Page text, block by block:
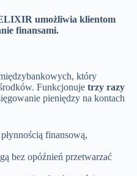
umożliwia klientom
finansami.
który
Funkcjonuje trzy razy
pieniędzy na kontach
finansową,
bez opóźnień przetwarzać